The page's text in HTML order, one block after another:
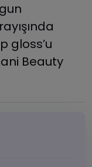
gloss’u
Beauty